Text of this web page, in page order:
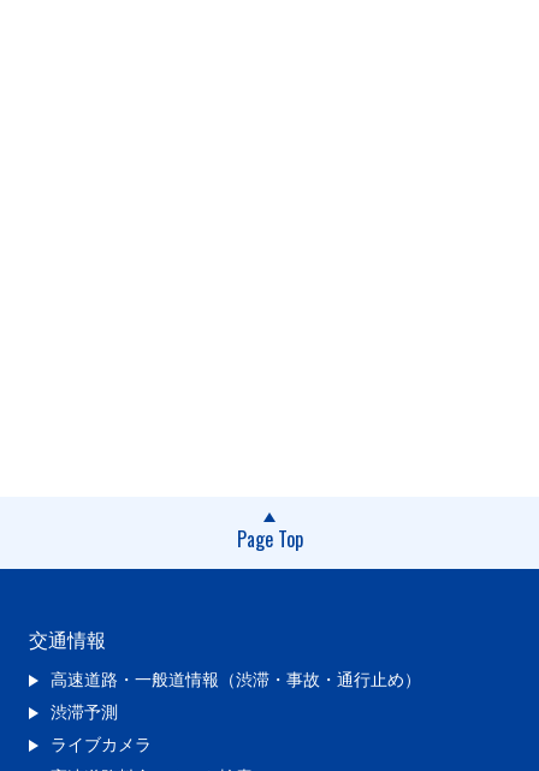
Page Top
交通情報
高速道路・一般道情報（渋滞・事故・通行止め）
渋滞予測
ライブカメラ